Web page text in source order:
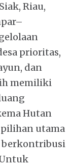
Riau,
prioritas,
dan
memiliki
Hutan
utama
berkontribusi